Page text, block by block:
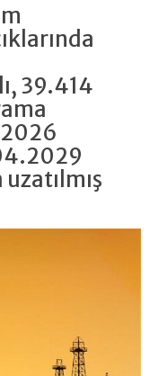
39.414